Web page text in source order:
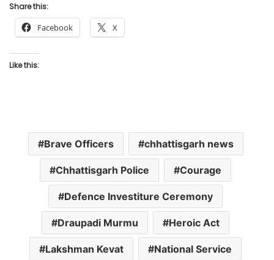
Share this:
Facebook X
Like this:
Brave Officers chhattisgarh news
Chhattisgarh Police Courage
Defence Investiture Ceremony
Draupadi Murmu Heroic Act
Lakshman Kevat National Service